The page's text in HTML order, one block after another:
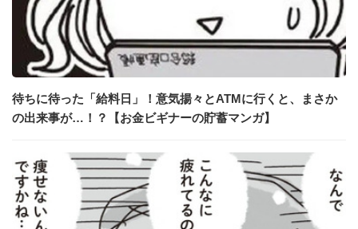
待ちに待った「給料日」！意気揚々とATMに行くと、まさか
の出来事が…！？【お金ビギナーの貯蓄マンガ】